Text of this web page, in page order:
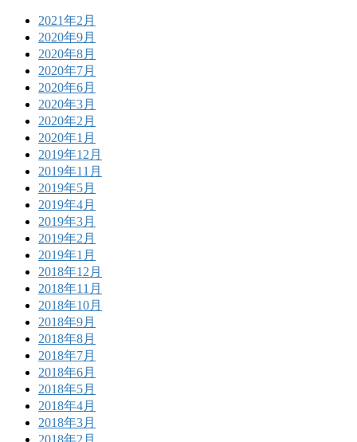
2021年2月
2020年9月
2020年8月
2020年7月
2020年6月
2020年3月
2020年2月
2020年1月
2019年12月
2019年11月
2019年5月
2019年4月
2019年3月
2019年2月
2019年1月
2018年12月
2018年11月
2018年10月
2018年9月
2018年8月
2018年7月
2018年6月
2018年5月
2018年4月
2018年3月
2018年2月